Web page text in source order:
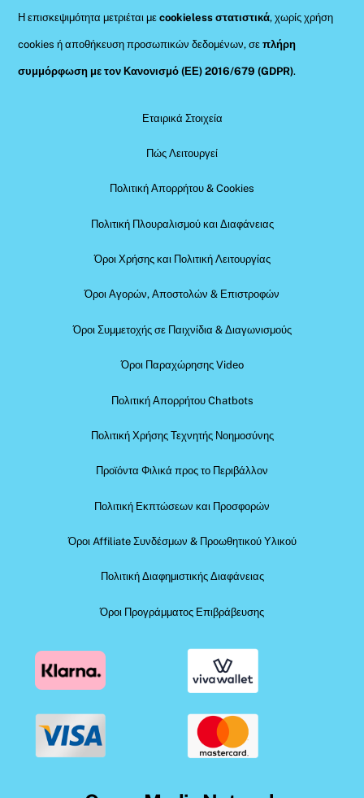
Η επισκεψιμότητα μετριέται μεcookieless στατιστικά, χωρίς χρήση
cookies ή αποθήκευση προσωπικών δεδομένων, σεπλήρη
συμμόρφωση με τον Κανονισμό (ΕΕ) 2016/679 (GDPR).
Εταιρικά Στοιχεία
Πώς Λειτουργεί
Πολιτική Απορρήτου & Cookies
Πολιτική Πλουραλισμού και Διαφάνειας
Όροι Χρήσης και Πολιτική Λειτουργίας
Όροι Αγορών, Αποστολών & Επιστροφών
Όροι Συμμετοχής σε Παιχνίδια & Διαγωνισμούς
Όροι Παραχώρησης Video
Πολιτική Απορρήτου Chatbots
Πολιτική Χρήσης Τεχνητής Νοημοσύνης
Προϊόντα Φιλικά προς το Περιβάλλον
Πολιτική Εκπτώσεων και Προσφορών
Όροι Affiliate Συνδέσμων & Προωθητικού Υλικού
Πολιτική Διαφημιστικής Διαφάνειας
Όροι Προγράμματος Επιβράβευσης